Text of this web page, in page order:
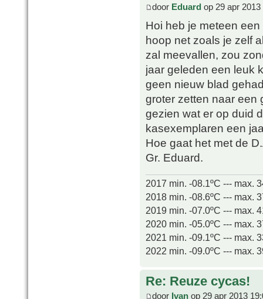
door Eduard op 29 apr 2013
Hoi heb je meteen
hoop net zoals je zelf
zal meevallen, zou
jaar geleden een leuk
geen nieuw blad
groter zetten naar een
gezien wat er op duid
kasexemplaren een
Hoe gaat het met de
Gr. Eduard.
2017 min. -08.1ºC --- max.
2018 min. -08.6ºC --- max.
2019 min. -07.0ºC --- max.
2020 min. -05.0ºC --- max.
2021 min. -09.1ºC --- max.
2022 min. -09.0ºC --- max.
Re: Reuze cycas!
door Ivan op 29 apr 2013